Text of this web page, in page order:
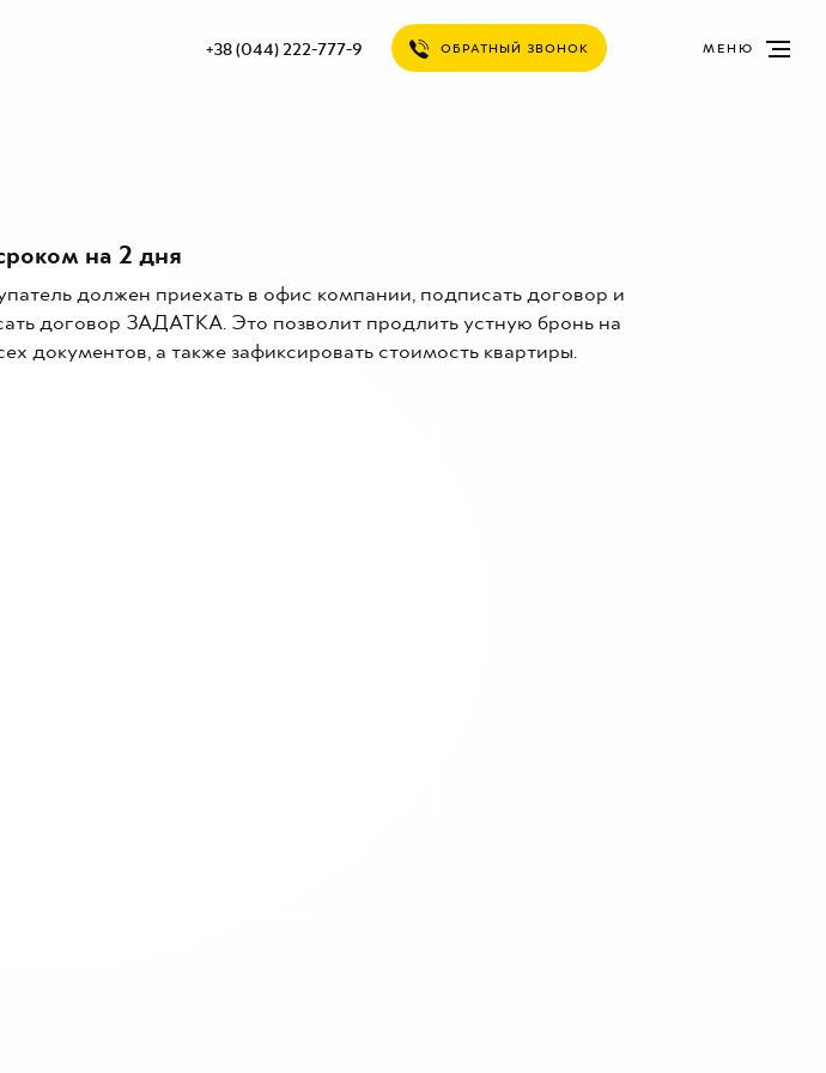
МЕНЮ
+38 (044) 222-777-9 ОБРАТНЫЙ ЗВОНОК
на 2 дня
должен приехать в офис компании, подписать договор и
договор ЗАДАТКА. Это позволит продлить устную бронь на
документов, а также зафиксировать стоимость квартиры.